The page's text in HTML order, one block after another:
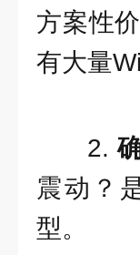
方案性
有大量
2.
震动？
型。